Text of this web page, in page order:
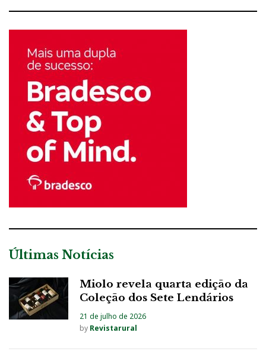
Últimas Notícias
Miolo revela quarta edição da
Coleção dos Sete Lendários
21 de julho de 2026
by Revistarural